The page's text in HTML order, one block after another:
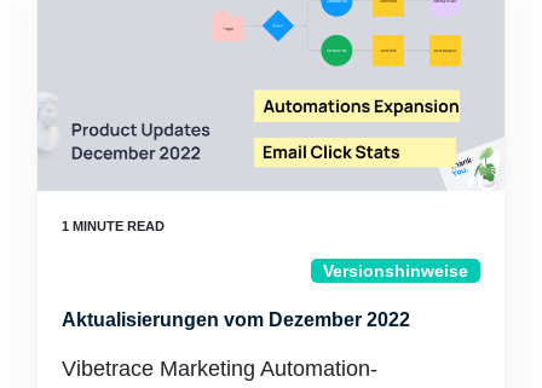
Versionshinweise
Aktualisierungen vom Dezember 2022
Vibetrace Marketing Automation-